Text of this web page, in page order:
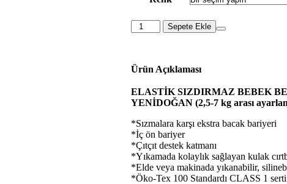
Sepete Ekle
Ürün Açıklaması
ELASTİK SIZDIRMAZ BEBEK
YENİDOĞAN (2,5-7 kg arası
*Sızmalara karşı ekstra bacak bariyeri
*İç ön bariyer
*Çıtçıt destek katmanı
*Yıkamada kolaylık sağlayan kulak
*Elde veya makinada yıkanabilir,
*Öko-Tex 100 Standardı CLASS 1